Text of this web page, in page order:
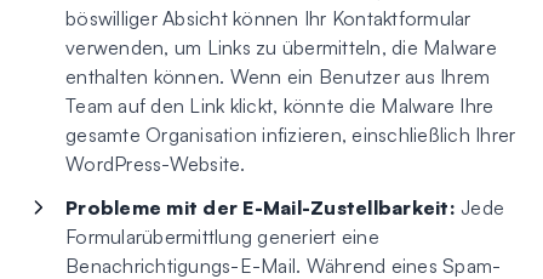
böswilliger Absicht können Ihr Kontaktformular
verwenden, um Links zu übermitteln, die Malware
enthalten können. Wenn ein Benutzer aus Ihrem
Team auf den Link klickt, könnte die Malware Ihre
gesamte Organisation infizieren, einschließlich Ihrer
WordPress-Website.
Probleme mit der E-Mail-Zustellbarkeit: Jede
Formularübermittlung generiert eine
Benachrichtigungs-E-Mail. Während eines Spam-